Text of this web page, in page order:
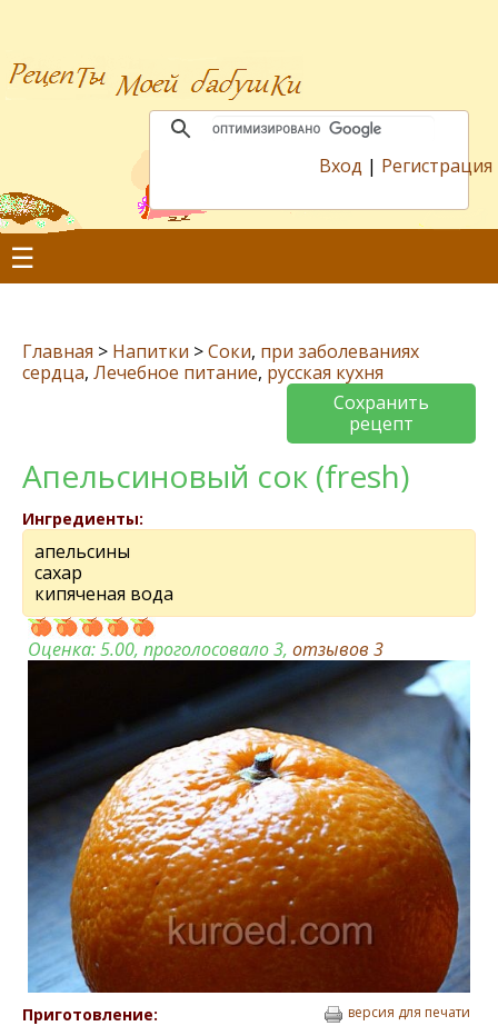
Вход | Регистрация
☰
Главная > Напитки >Соки, при заболеваниях
сердца, Лечебное питание, русская кухня
Сохранить
рецепт
Апельсиновый сок (fresh)
Ингредиенты:
апельсины
сахар
кипяченая вода
Оценка:5.00, проголосовало 3, отзывов 3
Приготовление: версия для печати